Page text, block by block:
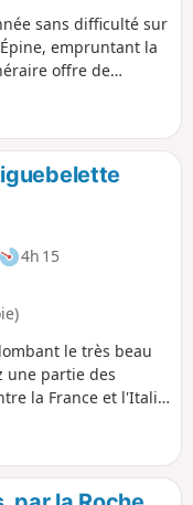
sans difficulté sur
empruntant la
offre de
4h 15
le très beau
une partie des
la France et l'Italie